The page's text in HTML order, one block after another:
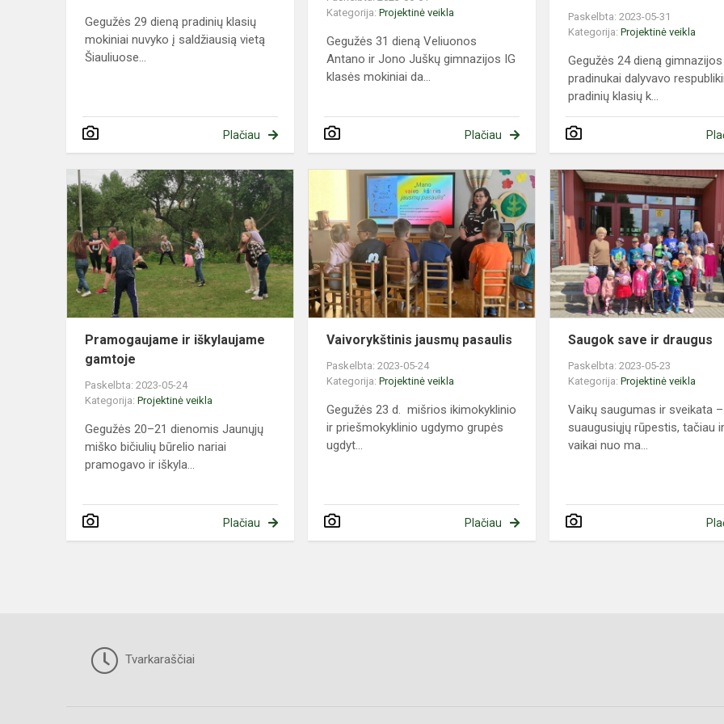
Gegužės 29 dieną pradinių klasių
mokiniai nuvyko į saldžiausią vietą
Šiauliuose...
Plačiau
Kategorija:Projektinė veikla
Gegužės 31 dieną Veliuonos
Antano ir Jono Juškų gimnazijos IG
klasės mokiniai da...
Plačiau
Paskelbta: 2023-05-31
Kategorija:Projektinė veikla
Gegužės 24 dieną gimnazijos
pradinukai dalyvavo
pradinių klasių k...
Pramogaujame
iškylaujame
gamtoje
Pramogaujame ir iškylaujame
gamtoje
Paskelbta: 2023-05-24
Kategorija: Projektinė veikla
Gegužės 20–21 dienomis Jaunųjų
miško bičiulių būrelio nariai
pramogavo ir iškyla...
Plačiau
Vaivorykštinis
jausmų
pasaulis
Vaivorykštinis jausmų pasaulis
Paskelbta: 2023-05-24
Kategorija:Projektinė veikla
Gegužės 23 d. mišrios ikimokyklinio
ir priešmokyklinio ugdymo grupės
ugdyt...
Plačiau
Saugok save ir draugus
Paskelbta: 2023-05-23
Kategorija:Projektinė veikla
Vaikų saugumas ir sveikata –
suaugusiųjų rūpestis, tačiau
vaikai nuo ma...
Tvarkaraščiai